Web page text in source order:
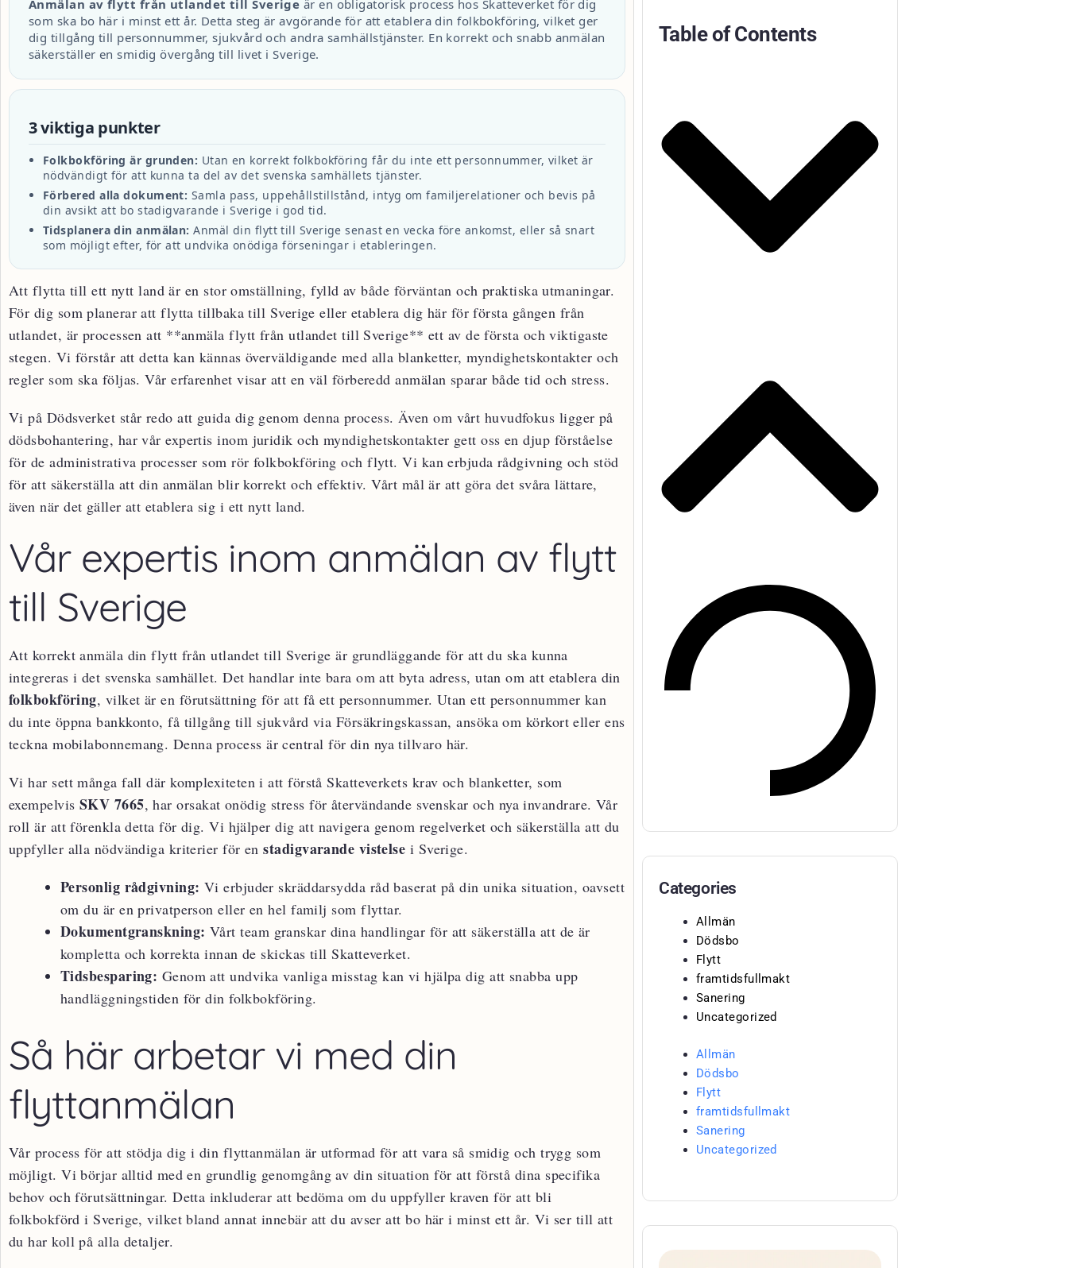
Anmälan av flytt från utlandet till Sverige är en obligatorisk process hos Skatteverket för dig
som ska bo här i minst ett år. Detta steg är avgörande för att etablera din folkbokföring, vilket ger
dig tillgång till personnummer, sjukvård och andra samhällstjänster. En korrekt och snabb anmälan
säkerställer en smidig övergång till livet i Sverige.
3 viktiga punkter
Folkbokföring är grunden: Utan en korrekt folkbokföring får du inte ett personnummer, vilket är
nödvändigt för att kunna ta del av det svenska samhällets tjänster.
Förbered alla dokument: Samla pass, uppehållstillstånd, intyg om familjerelationer och bevis på
din avsikt att bo stadigvarande i Sverige i god tid.
Tidsplanera din anmälan: Anmäl din flytt till Sverige senast en vecka före ankomst, eller så snart
som möjligt efter, för att undvika onödiga förseningar i etableringen.
Att flytta till ett nytt land är en stor omställning, fylld av både förväntan och praktiska utmaningar.
För dig som planerar att flytta tillbaka till Sverige eller etablera dig här för första gången från
utlandet, är processen att **anmäla flytt från utlandet till Sverige** ett av de första och viktigaste
stegen. Vi förstår att detta kan kännas överväldigande med alla blanketter, myndighetskontakter och
regler som ska följas. Vår erfarenhet visar att en väl förberedd anmälan sparar både tid och stress.
Vi på Dödsverket står redo att guida dig genom denna process. Även om vårt huvudfokus ligger på
dödsbohantering, har vår expertis inom juridik och myndighetskontakter gett oss en djup förståelse
för de administrativa processer som rör folkbokföring och flytt. Vi kan erbjuda rådgivning och stöd
för att säkerställa att din anmälan blir korrekt och effektiv. Vårt mål är att göra det svåra lättare,
även när det gäller att etablera sig i ett nytt land.
Vår expertis inom anmälan av flytt
till Sverige
Att korrekt anmäla din flytt från utlandet till Sverige är grundläggande för att du ska kunna
integreras i det svenska samhället. Det handlar inte bara om att byta adress, utan om att etablera din
folkbokföring, vilket är en förutsättning för att få ett personnummer. Utan ett personnummer kan
du inte öppna bankkonto, få tillgång till sjukvård via Försäkringskassan, ansöka om körkort eller ens
teckna mobilabonnemang. Denna process är central för din nya tillvaro här.
Vi har sett många fall där komplexiteten i att förstå Skatteverkets krav och blanketter, som
exempelvis SKV 7665, har orsakat onödig stress för återvändande svenskar och nya invandrare. Vår
roll är att förenkla detta för dig. Vi hjälper dig att navigera genom regelverket och säkerställa att du
uppfyller alla nödvändiga kriterier för enstadigvarande vistelse i Sverige.
Personlig rådgivning: Vi erbjuder skräddarsydda råd baserat på din unika situation, oavsett
om du är en privatperson eller en hel familj som flyttar.
Dokumentgranskning: Vårt team granskar dina handlingar för att säkerställa att de är
kompletta och korrekta innan de skickas till Skatteverket.
Tidsbesparing: Genom att undvika vanliga misstag kan vi hjälpa dig att snabba upp
handläggningstiden för din folkbokföring.
Så här arbetar vi med din
flyttanmälan
Vår process för att stödja dig i din flyttanmälan är utformad för att vara så smidig och trygg som
möjligt. Vi börjar alltid med en grundlig genomgång av din situation för att förstå dina specifika
behov och förutsättningar. Detta inkluderar att bedöma om du uppfyller kraven för att bli
folkbokförd i Sverige, vilket bland annat innebär att du avser att bo här i minst ett år. Vi ser till att
du har koll på alla detaljer.
Table of Contents
Categories
Allmän
Dödsbo
Flytt
framtidsfullmakt
Sanering
Uncategorized
Allmän
Dödsbo
Flytt
framtidsfullmakt
Sanering
Uncategorized